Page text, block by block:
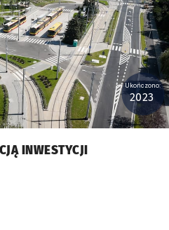
Ukończono:
2023
INWESTYCJI